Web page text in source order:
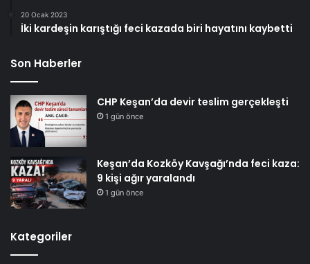
20 Ocak 2023
İki kardeşin karıştığı feci kazada biri hayatını kaybetti
Son Haberler
CHP Keşan’da devir teslim gerçekleşti
1 gün önce
Keşan’da Kozköy Kavşağı’nda feci kaza:
9 kişi ağır yaralandı
1 gün önce
Kategoriler